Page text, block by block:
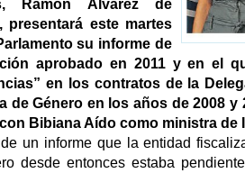
Ramón Álvarez de
presentará este martes
su informe de
aprobado en 2011 y en el
en los contratos de la
de Género en los años de 2008 y
Bibiana Aído como ministra de
un informe que la entidad
desde entonces estaba